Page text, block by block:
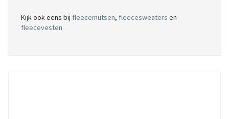
Kijk ook eens bij fleecemutsen, fleecesweaters en
fleecevesten